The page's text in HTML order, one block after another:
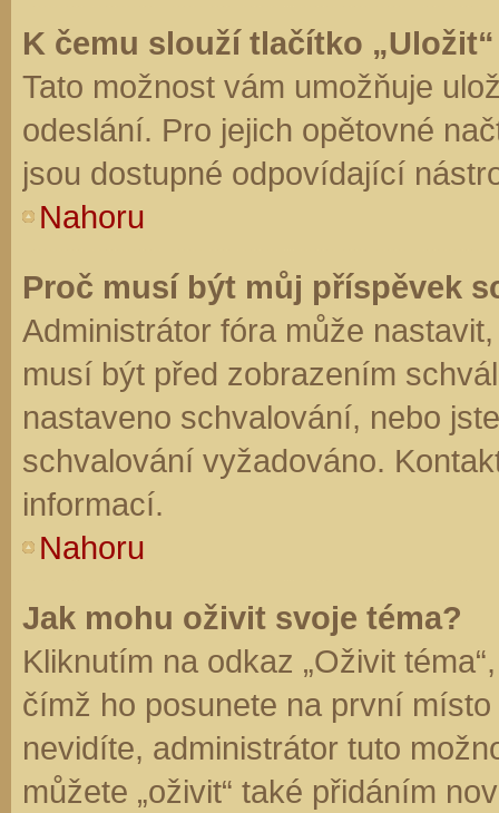
K čemu slouží tlačítko
Tato možnost vám umožňuje
odeslání. Pro jejich opětovné
jsou dostupné odpovídající
Nahoru
Proč musí být můj příspěvek
Administrátor fóra může
musí být před zobrazením
nastaveno schvalování, nebo
schvalování vyžadováno.
informací.
Nahoru
Jak mohu oživit svoje téma?
Kliknutím na odkaz „Oživit
čímž ho posunete na první
nevidíte, administrátor tuto
můžete „oživit“ také přidáním